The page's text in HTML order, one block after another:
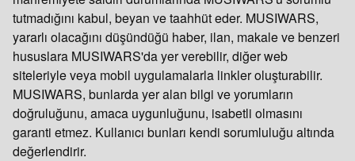
tutmadığını kabul, beyan ve taahhüt eder. MUSIWARS,
yararlı olacağını düşündüğü haber, ilan, makale ve benzeri
hususlara MUSIWARS'da yer verebilir, diğer web
siteleriyle veya mobil uygulamalarla linkler oluşturabilir.
MUSIWARS, bunlarda yer alan bilgi ve yorumların
doğruluğunu, amaca uygunluğunu, isabetli olmasını
garanti etmez. Kullanıcı bunları kendi sorumluluğu altında
değerlendirir.